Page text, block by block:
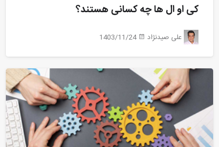
کی او ال ها چه کسانی هستند؟
علی صیدنژاد 1403/11/24